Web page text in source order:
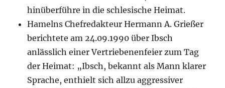
hinüberführe in die schlesische Heimat.
Hamelns Chefredakteur Hermann A. Grießer
berichtete am 24.09.1990 über Ibsch
anlässlich einer Vertriebenenfeier zum Tag
der Heimat: „Ibsch, bekannt als Mann klarer
Sprache, enthielt sich allzu aggressiver